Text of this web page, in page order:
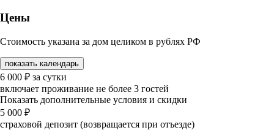
Цены
Стоимость указана за дом целиком в рублях РФ
показать календарь
6 000 ₽ за сутки
включает проживание не более 3 гостей
Показать дополнительные условия и скидки
5 000 ₽
страховой депозит (возвращается при отъезде)